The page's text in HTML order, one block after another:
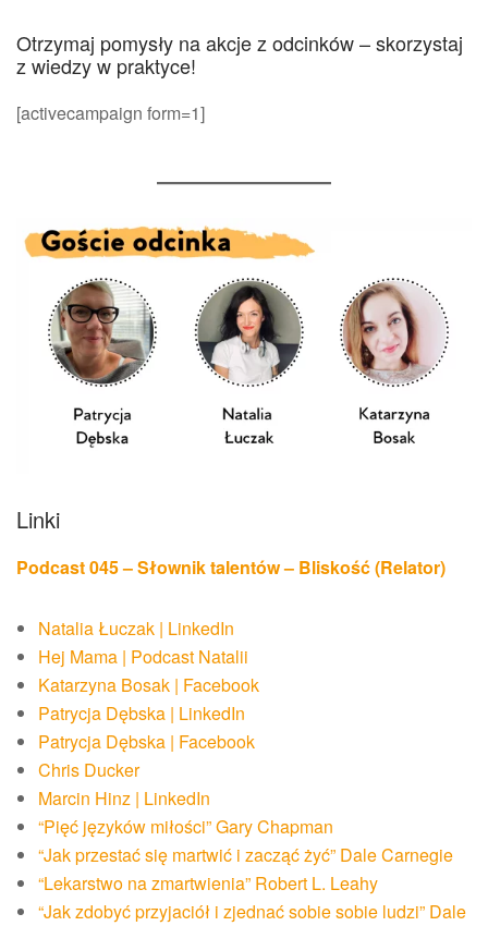
Otrzymaj pomysły na akcje z odcinków – skorzystaj
z wiedzy w praktyce!
[activecampaign form=1]
Linki
Podcast 045 – Słownik talentów – Bliskość (Relator)
Natalia Łuczak | LinkedIn
Hej Mama | Podcast Natalii
Katarzyna Bosak | Facebook
Patrycja Dębska | LinkedIn
Patrycja Dębska | Facebook
Chris Ducker
Marcin Hinz | LinkedIn
“Pięć języków miłości” Gary Chapman
“Jak przestać się martwić i zacząć żyć” Dale Carnegie
“Lekarstwo na zmartwienia” Robert L. Leahy
“Jak zdobyć przyjaciół i zjednać sobie sobie ludzi” Dale